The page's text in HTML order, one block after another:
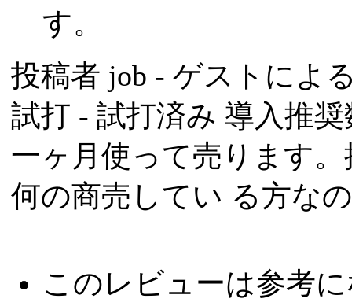
す。
投稿者 job - ゲストによ
試打 - 試打済み 導入推
一ヶ月使って売ります
何の商売してい る方な
このレビューは参考